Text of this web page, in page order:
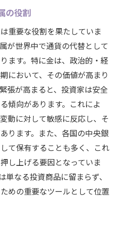
の役割
重要な役割を果たしていま
が世界中で通貨の代替として
ます。特に金は、政治的・経
において、その価値が高まり
張が高まると、投資家は安全
傾向があります。これによ
動に対して敏感に反応し、そ
ります。また、各国の中央銀
て保有することも多く、これ
し上げる要因となっていま
単なる投資商品に留まらず、
めの重要なツールとして位置